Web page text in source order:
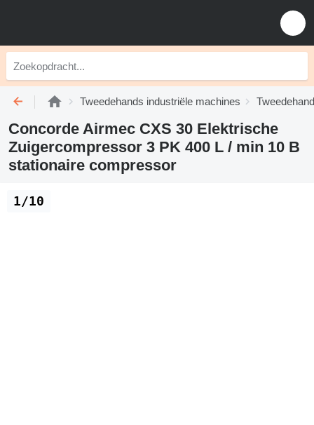
Tweedehands industriële machines
Concorde Airmec CXS 30 Elektrische
Zuigercompressor 3 PK 400 L / min 10 B
stationaire compressor
1/10